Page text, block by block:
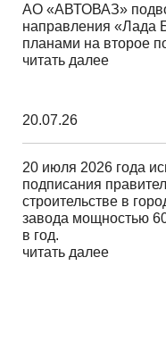
АО «АВТОВАЗ»
направления «Лада
планами на второе
читать далее
20.07.26
20 июля 2026 года
подписания
строительстве в
завода мощностью
в год.
читать далее